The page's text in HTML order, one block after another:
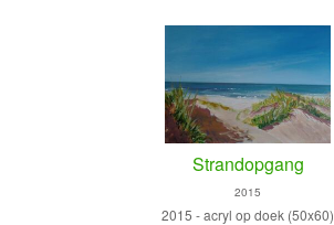
Strandopgang
2015
2015 - acryl op doek (50x60)